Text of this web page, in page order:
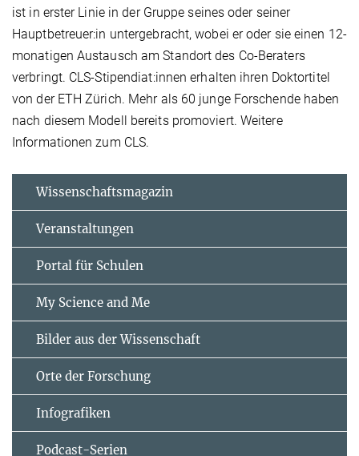
ist in erster Linie in der Gruppe seines oder seiner
Hauptbetreuer:in untergebracht, wobei er oder sie einen 12-
monatigen Austausch am Standort des Co-Beraters
verbringt. CLS-Stipendiat:innen erhalten ihren Doktortitel
von der ETH Zürich. Mehr als 60 junge Forschende haben
nach diesem Modell bereits promoviert. Weitere
Informationen zum CLS.
Wissenschaftsmagazin
Veranstaltungen
Portal für Schulen
My Science and Me
Bilder aus der Wissenschaft
Orte der Forschung
Infografiken
Podcast-Serien